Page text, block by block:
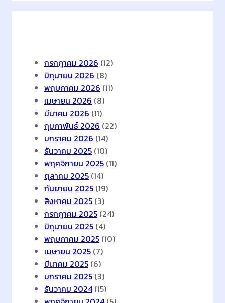
เ
เ
น็
ต
ข
ง
ไ
ท
ย
เ
พิ่
ม
ขึ้
น
ต่
อ
นื่
อ
กรกฎาคม 2026 (12)
มิถุนายน 2026 (8)
พฤษภาคม 2026 (11)
เมษายน 2026 (8)
มีนาคม 2026 (11)
กุมภาพันธ์ 2026 (22)
มกราคม 2026 (14)
ธันวาคม 2025 (10)
พฤศจิกายน 2025 (11)
ตุลาคม 2025 (14)
กันยายน 2025 (19)
สิงหาคม 2025 (3)
กรกฎาคม 2025 (24)
มิถุนายน 2025 (4)
พฤษภาคม 2025 (10)
เมษายน 2025 (7)
มีนาคม 2025 (6)
มกราคม 2025 (3)
ธันวาคม 2024 (15)